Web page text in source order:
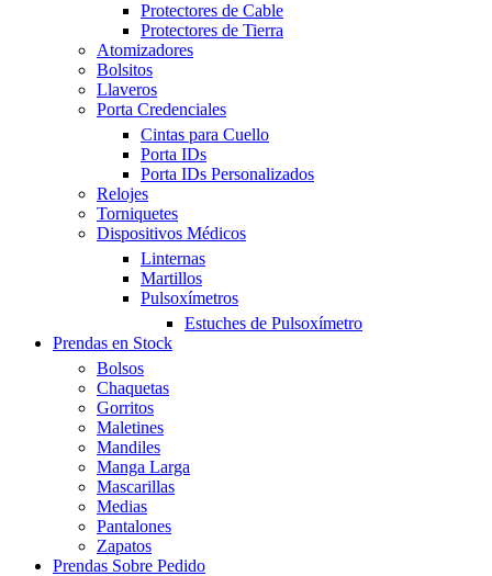
Protectores de Cable
Protectores de Tierra
Atomizadores
Bolsitos
Llaveros
Porta Credenciales
Cintas para Cuello
Porta IDs
Porta IDs Personalizados
Relojes
Torniquetes
Dispositivos Médicos
Linternas
Martillos
Pulsoxímetros
Estuches de Pulsoxímetro
Prendas en Stock
Bolsos
Chaquetas
Gorritos
Maletines
Mandiles
Manga Larga
Mascarillas
Medias
Pantalones
Zapatos
Prendas Sobre Pedido